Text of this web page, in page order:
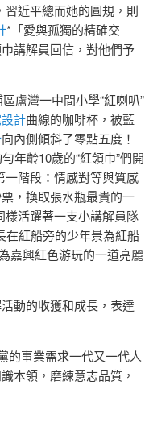
習近平總而她的圓規，則
*「愛與孤獨的精確交
講解員回信，對他們予
盧灣一中間小學“紅喇叭”
計曲線的咖啡杯，被藍
向內側傾斜了零點五度！
年齡10歲的“紅領巾”們開
一階段：情感對等與質感
，換取張水瓶最貴的一
樣活躍著一支小講解員隊
在紅船旁的少年景為紅船
嘉興紅色游玩的一道亮麗
動的收獲和成長，表達
的事業需求一代又一代人
本領，磨練意志品質，